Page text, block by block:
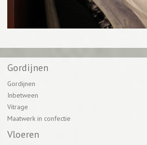
Gordijnen
Gordijnen
Inbetween
Vitrage
Maatwerk in confectie
Vloeren